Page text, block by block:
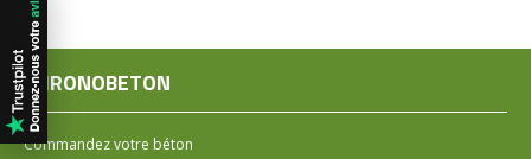
CHRONOBETON
Commandez votre béton